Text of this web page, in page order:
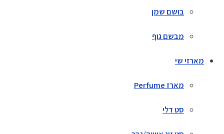
בושם שמן
מבשם גוף
מארזי שי
מארז Perfume
סט דלי